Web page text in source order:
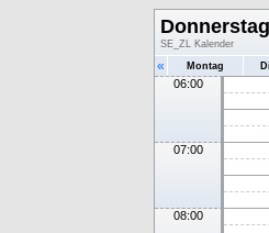
SE_ZL Kalender
« Montag
06:00
07:00
08:00